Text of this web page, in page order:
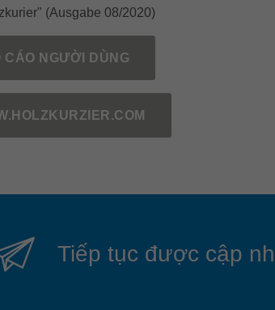
(Ausgabe 08/2020)
CÁO NGƯỜI DÙNG
Tiếp tục được cập